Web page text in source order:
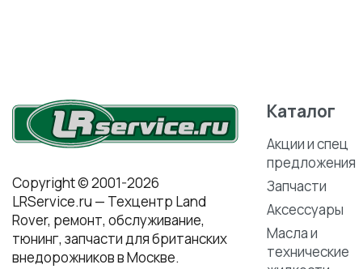
Copyright © 2001-2026
LRService.ru — Техцентр Land
Rover, ремонт, обслуживание,
тюнинг, запчасти для британских
внедорожников в Москве.
Каталог
Акции и спец
предложения
Запчасти
Аксессуары
Масла и
технические